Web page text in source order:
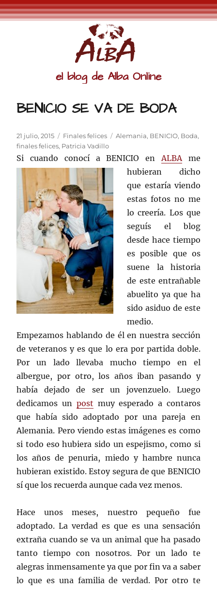
el blog de Alba Online
BENICIO SE VA DE BODA
Publicado
el
21 julio, 2015 Categorías
Finales felices Etiquetas
Alemania, BENICIO, Boda,
finales felices, Patricia Vadillo
Si cuando conocí a BENICIO enALBAme
hubieran dicho
que estaría viendo
estas fotos no me
lo creería. Los que
seguís el blog
desde hace tiempo
es posible que os
suene la historia
de este entrañable
abuelito ya que ha
sido asiduo de este
medio.
Empezamos hablando de él en nuestra sección
de veteranos y es que lo era por partida doble.
Por un lado llevaba mucho tiempo en el
albergue, por otro, los años iban pasando y
había dejado de ser un jovenzuelo. Luego
dedicamos un post muy esperado a contaros
que había sido adoptado por una pareja en
Alemania. Pero viendo estas imágenes es como
si todo eso hubiera sido un espejismo, como si
los años de penuria, miedo y hambre nunca
hubieran existido. Estoy segura de que BENICIO
sí que los recuerda aunque cada vez menos.
Hace unos meses, nuestro pequeño fue
adoptado. La verdad es que es una sensación
extraña cuando se va un animal que ha pasado
tanto tiempo con nosotros. Por un lado te
alegras inmensamente ya que por fin va a saber
lo que es una familia de verdad. Por otro te